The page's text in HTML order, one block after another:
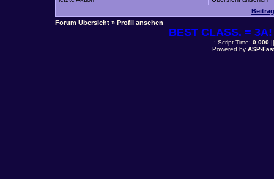
Forum Übersicht » Profil ansehen
BEST CLASS. =
.: Script-Time: 0,000
Powered by ASP-